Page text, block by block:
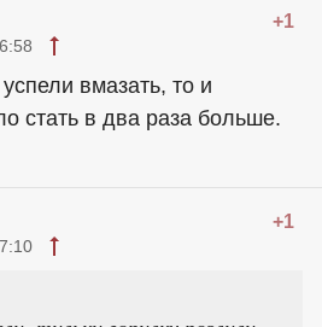
+1
вмазать, то и
стать в два раза больше.
+1